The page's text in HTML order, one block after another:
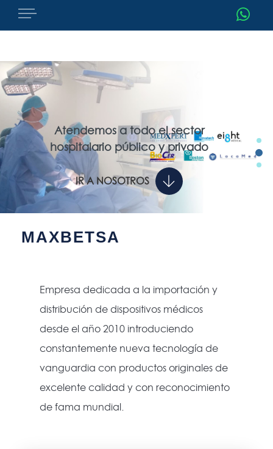
Atendemos a todo el sector
hospitalario público y privado
IR A NOSOTROS
MAXBETSA
Empresa dedicada a la importación y
distribución de dispositivos médicos
desde el año 2010 introduciendo
constantemente nueva tecnología de
vanguardia con productos originales de
excelente calidad y con reconocimiento
de fama mundial.